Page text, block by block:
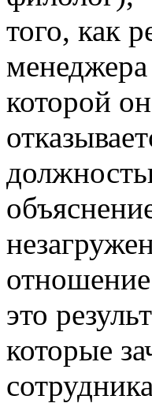
того, как
которой
это
которые